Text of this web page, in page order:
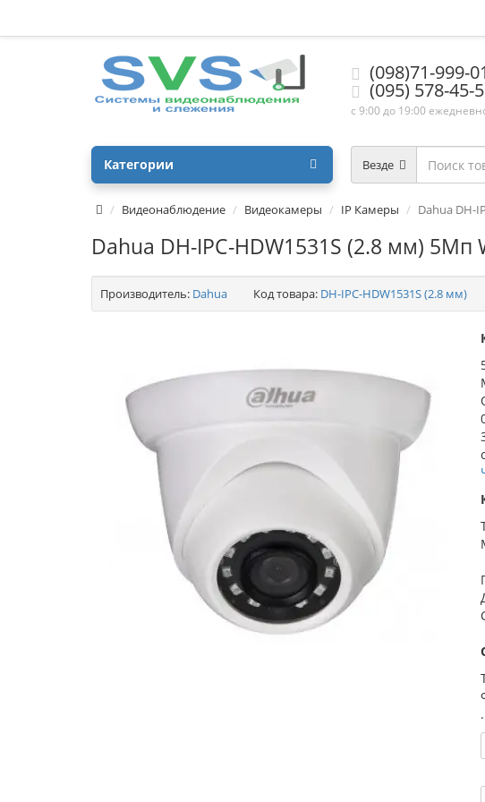
(098)71-999-01
(095) 578-45-
с 9:00 до 19:00
Везде
Категории
Видеонаблюдение Видеокамеры IP Камеры Dahua DH-
Dahua DH-IPC-HDW1531S (2.8 мм)
Производитель: Dahua Код товара: DH-IPC-HDW1531S (2.8 мм)